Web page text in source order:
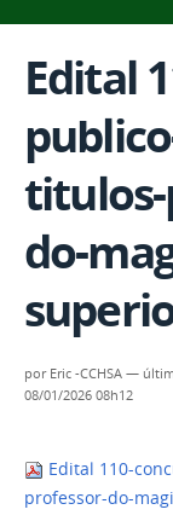
Edital
do-
por Eric -CCHSA —
08/01/2026 08h12
Edital 110-
professor-do-